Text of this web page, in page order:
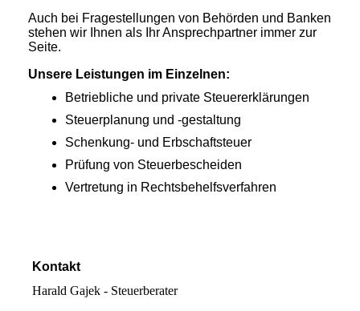
Auch bei Fragestellungen von Behörden und Banken
stehen wir Ihnen als Ihr Ansprechpartner immer zur
Seite.
Unsere Leistungen im Einzelnen:
Betriebliche und private Steuererklärungen
Steuerplanung und -gestaltung
Schenkung- und Erbschaftsteuer
Prüfung von Steuerbescheiden
Vertretung in Rechtsbehelfsverfahren
Kontakt
Harald Gajek - Steuerberater